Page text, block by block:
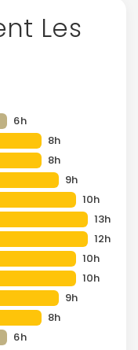
Les
6h
8h
8h
9h
10h
13h
12h
10h
10h
9h
8h
6h